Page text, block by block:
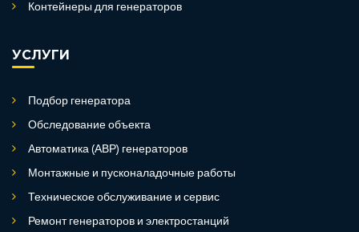
Контейнеры для генераторов
УСЛУГИ
Подбор генератора
Обследование объекта
Автоматика (АВР) генераторов
Монтажные и пусконаладочные работы
Техническое обслуживание и сервис
Ремонт генераторов и электростанций